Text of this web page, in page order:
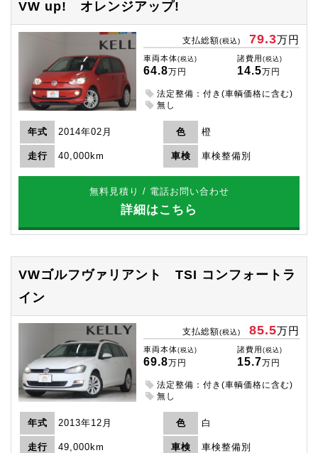
VW up! オレンジアップ!
支払総額(税込) 79.3万円
車両本体(税込)
64.8万円
諸費用(税込)
14.5万円
法定整備：付き(車輌価格に含む)
無し
年式 2014年02月 色 橙
走行 40,000km 車検 車検整備別
無料見積り / 電話お問い合わせ
詳細はこちら
VWゴルフヴァリアント TSI コンフォートラ
イン
支払総額(税込) 85.5万円
車両本体(税込)
69.8万円
諸費用(税込)
15.7万円
法定整備：付き(車輌価格に含む)
無し
年式 2013年12月 色 白
走行 49,000km 車検 車検整備別